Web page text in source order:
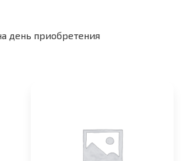
день приобретения